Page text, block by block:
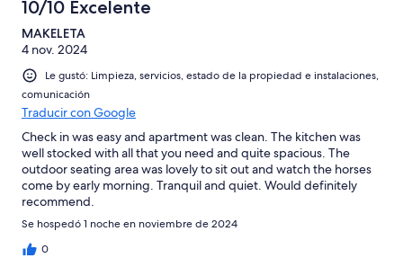
10/10 Excelente
MAKELETA
4 nov. 2024
Le gustó: Limpieza, servicios, estado de la propiedad e instalaciones,
comunicación
Traducir con Google
Check in was easy and apartment was clean. The kitchen was
well stocked with all that you need and quite spacious. The
outdoor seating area was lovely to sit out and watch the horses
come by early morning. Tranquil and quiet. Would definitely
recommend.
Se hospedó 1 noche en noviembre de 2024
0